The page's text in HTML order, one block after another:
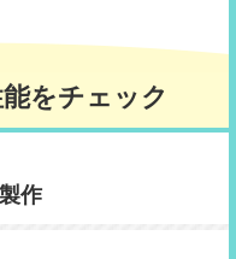
をチェック
作